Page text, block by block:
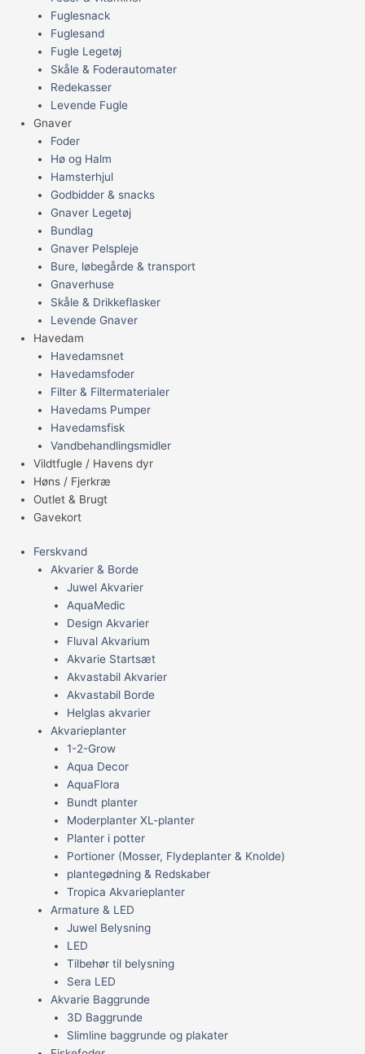
Fuglesnack
Fuglesand
Fugle Legetøj
Skåle & Foderautomater
Redekasser
Levende Fugle
Gnaver
Foder
Hø og Halm
Hamsterhjul
Godbidder & snacks
Gnaver Legetøj
Bundlag
Gnaver Pelspleje
Bure, løbegårde & transport
Gnaverhuse
Skåle & Drikkeflasker
Levende Gnaver
Havedam
Havedamsnet
Havedamsfoder
Filter & Filtermaterialer
Havedams Pumper
Havedamsfisk
Vandbehandlingsmidler
Vildtfugle / Havens dyr
Høns / Fjerkræ
Outlet & Brugt
Gavekort
Ferskvand
Akvarier & Borde
Juwel Akvarier
AquaMedic
Design Akvarier
Fluval Akvarium
Akvarie Startsæt
Akvastabil Akvarier
Akvastabil Borde
Helglas akvarier
Akvarieplanter
1-2-Grow
Aqua Decor
AquaFlora
Bundt planter
Moderplanter XL-planter
Planter i potter
Portioner (Mosser, Flydeplanter & Knolde)
plantegødning & Redskaber
Tropica Akvarieplanter
Armature & LED
Juwel Belysning
LED
Tilbehør til belysning
Sera LED
Akvarie Baggrunde
3D Baggrunde
Slimline baggrunde og plakater